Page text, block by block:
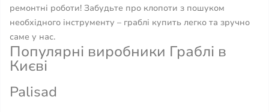
ремонтні роботи! Забудьте про клопоти з пошуком
необхідного інструменту – граблі купить легко та зручно
саме у нас.
Популярні виробники Граблі в
Києві
Palisad